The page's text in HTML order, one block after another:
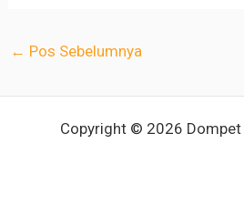
← Pos Sebelumnya
Copyright © 2026 Dompet